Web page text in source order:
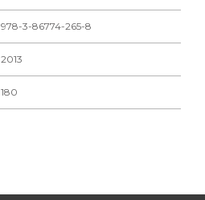
978-3-86774-265-8
2013
180